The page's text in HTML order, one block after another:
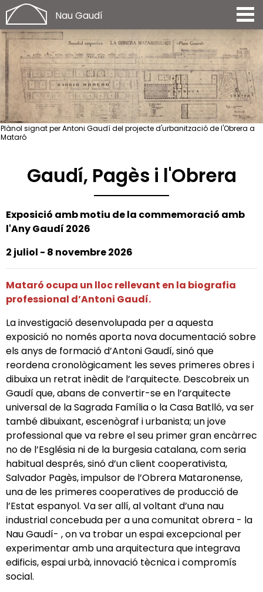
Nau Gaudí
Plànol signat per Antoni Gaudí del projecte d'urbanització de l'Obrera a
Mataró
Gaudí, Pagès i l'Obrera
Exposició amb motiu de la commemoració amb
l'Any Gaudí 2026
2 juliol - 8 novembre 2026
Mataró ocupa un lloc rellevant en la biografia
professional d’Antoni Gaudí.
La investigació desenvolupada per a aquesta
exposició no només aporta nova documentació sobre
els anys de formació d’Antoni Gaudí, sinó que
reordena cronològicament les seves primeres obres i
dibuixa un retrat inèdit de l’arquitecte. Descobreix un
Gaudí que, abans de convertir-se en l’arquitecte
universal de la Sagrada Família o la Casa Batlló, va ser
també dibuixant, escenògraf i urbanista; un jove
professional que va rebre el seu primer gran encàrrec
no de l’Església ni de la burgesia catalana, com seria
habitual després, sinó d’un client cooperativista,
Salvador Pagès, impulsor de l’Obrera Mataronense,
una de les primeres cooperatives de producció de
l’Estat espanyol. Va ser allí, al voltant d’una nau
industrial concebuda per a una comunitat obrera - la
Nau Gaudí- , on va trobar un espai excepcional per
experimentar amb una arquitectura que integrava
edificis, espai urbà, innovació tècnica i compromís
social.